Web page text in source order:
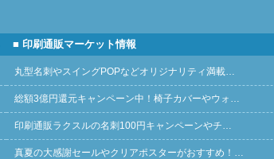
■ 印刷通販マーケット情報
丸型名刺やスイングPOPなどオリジナリティ満載…
総額3億円還元キャンペーン中！椅子カバーやウォ…
印刷通販ラクスルの名刺100円キャンペーンやチ…
真夏の大感謝セールやクリアポスターがおすすめ！…